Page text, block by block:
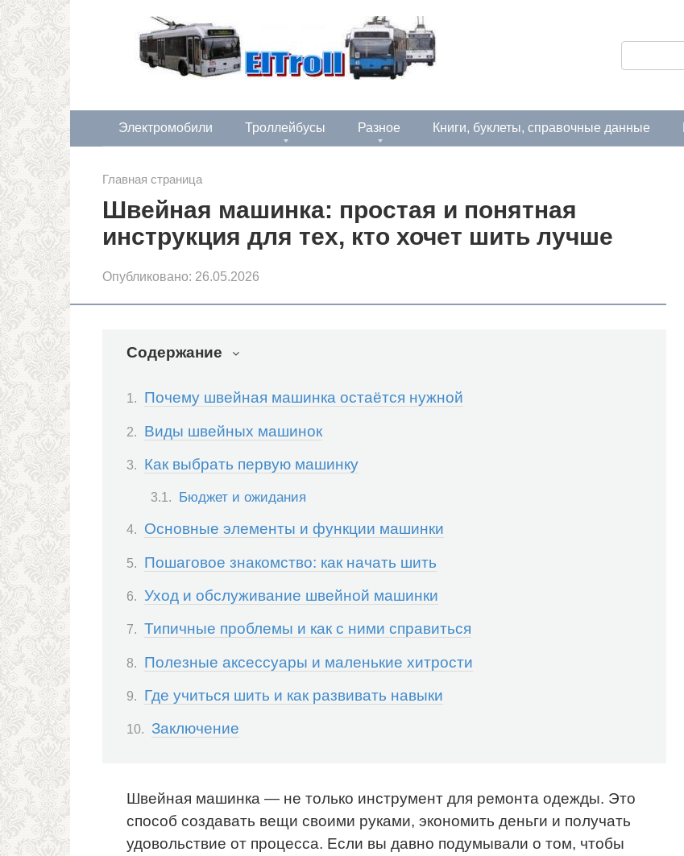
о
Электромобили Троллейбусы Разное Книги, буклеты, справочные данные
Главная страница
Швейная машинка: простая и понятная
инструкция для тех, кто хочет шить лучше
Опубликовано: 26.05.2026
Содержание
Почему швейная машинка остаётся нужной
Виды швейных машинок
Как выбрать первую машинку
Бюджет и ожидания
Основные элементы и функции машинки
Пошаговое знакомство: как начать шить
Уход и обслуживание швейной машинки
Типичные проблемы и как с ними справиться
Полезные аксессуары и маленькие хитрости
Где учиться шить и как развивать навыки
Заключение
Швейная машинка — не только инструмент для ремонта одежды. Это
способ создавать вещи своими руками, экономить деньги и получать
удовольствие от процесса. Если вы давно подумывали о том, чтобы